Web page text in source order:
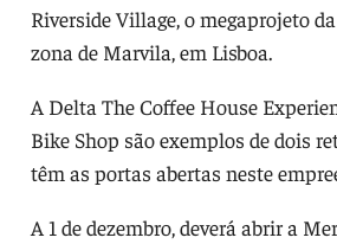
Riverside Village, o megaprojeto
zona de Marvila, em Lisboa.
A Delta The Coffee House
Bike Shop são exemplos de dois
têm as portas abertas neste
A 1 de dezembro, deverá abrir a